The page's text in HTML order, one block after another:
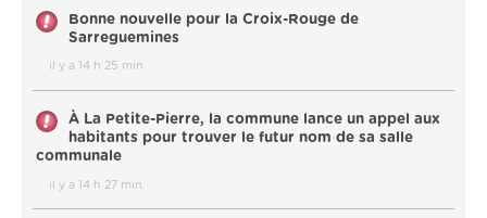
Bonne nouvelle pour la Croix-Rouge de
Sarreguemines
il y a 14 h 25 min
À La Petite-Pierre, la commune lance un appel aux
habitants pour trouver le futur nom de sa salle
communale
il y a 14 h 27 min